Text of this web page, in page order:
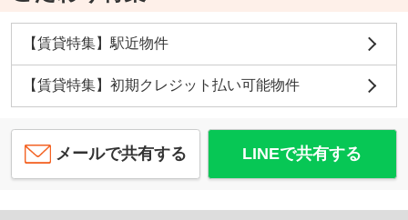
【賃貸特集】駅近物件
【賃貸特集】初期クレジット払い可能物件
メールで共有する LINEで共有する